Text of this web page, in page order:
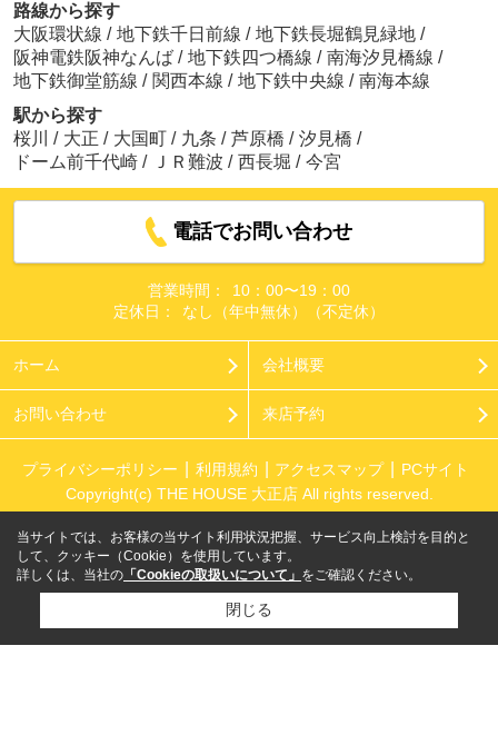
路線から探す
大阪環状線 / 地下鉄千日前線 / 地下鉄長堀鶴見緑地 /
阪神電鉄阪神なんば / 地下鉄四つ橋線 / 南海汐見橋線 /
地下鉄御堂筋線 / 関西本線 / 地下鉄中央線 / 南海本線
駅から探す
桜川
/ 大正 / 大国町 / 九条 / 芦原橋 / 汐見橋 /
ドーム前千代崎 / ＪＲ難波 / 西長堀 / 今宮
電話でお問い合わせ
営業時間：
10：00〜19：00
定休日：
なし（年中無休）（不定休）
ホーム 会社概要
お問い合わせ 来店予約
プライバシーポリシー 利用規約 アクセスマップ
PCサイト
Copyright(c) THE HOUSE 大正店 All rights reserved.
当サイトでは、お客様の当サイト利用状況把握、サービス向上検討を目的と
して、クッキー（Cookie）を使用しています。
詳しくは、当社の 「Cookieの取扱いについて」 をご確認ください。
閉じる